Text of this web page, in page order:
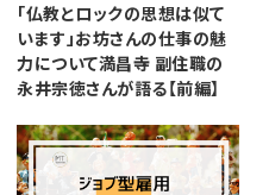
「仏教とロックの思想は似て
います」お坊さんの仕事の魅
力について満昌寺 副住職の
永井宗徳さんが語る【前編】